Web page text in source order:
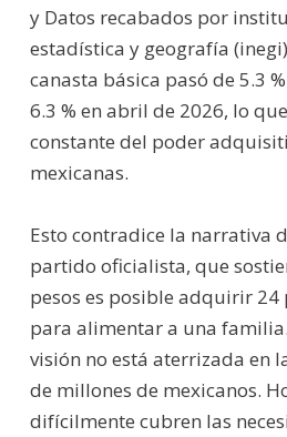
y Datos recabados por
estadística y geografía
canasta básica pasó de 5.3
6.3 % en abril de 2026, lo
constante del poder
mexicanas.
Esto contradice la narrativa
partido oficialista, que
pesos es posible adquirir 24
para alimentar a una
visión no está aterrizada en
de millones de mexicanos.
difícilmente cubren las